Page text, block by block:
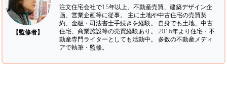
【監修者】
注文住宅会社で15年以上、不動産売買、建築デザイン企
画、営業企画等に従事。 主に土地や中古住宅の売買契
約、金融・司法書士手続きを経験。 自身でも土地、中古
住宅、商業施設等の売買経験あり。 2016年より住宅・不
動産専門ライターとしても活動中。 多数の不動産メディ
アで執筆・監修。